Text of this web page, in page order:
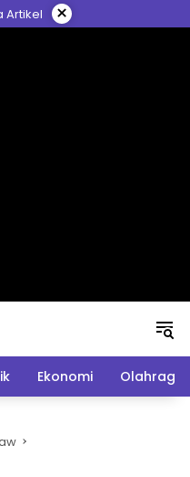
Artikel ×
Ekonomi Olahraga